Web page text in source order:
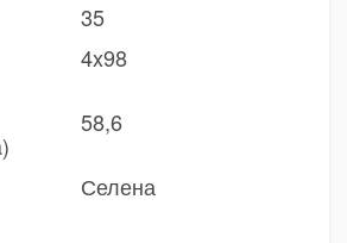
35
4x98
58,6
Селена